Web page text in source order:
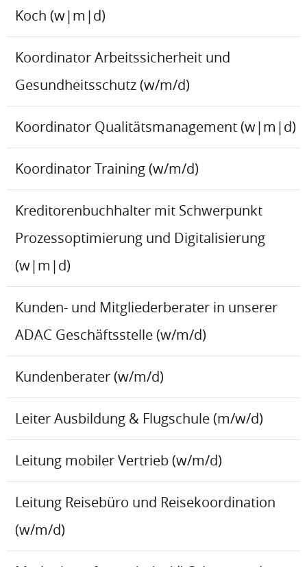
Koch (w|m|d)
Koordinator Arbeitssicherheit und
Gesundheitsschutz (w/m/d)
Koordinator Qualitätsmanagement (w|m|d)
Koordinator Training (w/m/d)
Kreditorenbuchhalter mit Schwerpunkt
Prozessoptimierung und Digitalisierung
(w|m|d)
Kunden- und Mitgliederberater in unserer
ADAC Geschäftsstelle (w/m/d)
Kundenberater (w/m/d)
Leiter Ausbildung & Flugschule (m/w/d)
Leitung mobiler Vertrieb (w/m/d)
Leitung Reisebüro und Reisekoordination
(w/m/d)